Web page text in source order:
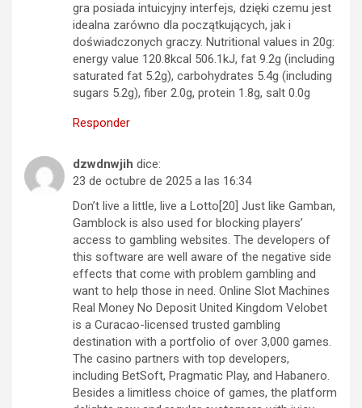
gra posiada intuicyjny interfejs, dzięki czemu jest
idealna zarówno dla początkujących, jak i
doświadczonych graczy. Nutritional values in 20g:
energy value 120.8kcal 506.1kJ, fat 9.2g (including
saturated fat 5.2g), carbohydrates 5.4g (including
sugars 5.2g), fiber 2.0g, protein 1.8g, salt 0.0g
Responder
dzwdnwjih dice:
23 de octubre de 2025 a las 16:34
Don’t live a little, live a Lotto[20] Just like Gamban,
Gamblock is also used for blocking players’
access to gambling websites. The developers of
this software are well aware of the negative side
effects that come with problem gambling and
want to help those in need. Online Slot Machines
Real Money No Deposit United Kingdom Velobet
is a Curacao-licensed trusted gambling
destination with a portfolio of over 3,000 games.
The casino partners with top developers,
including BetSoft, Pragmatic Play, and Habanero.
Besides a limitless choice of games, the platform